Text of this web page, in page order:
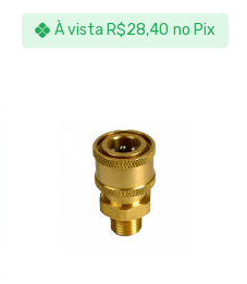
À vista R$28,40 no Pix